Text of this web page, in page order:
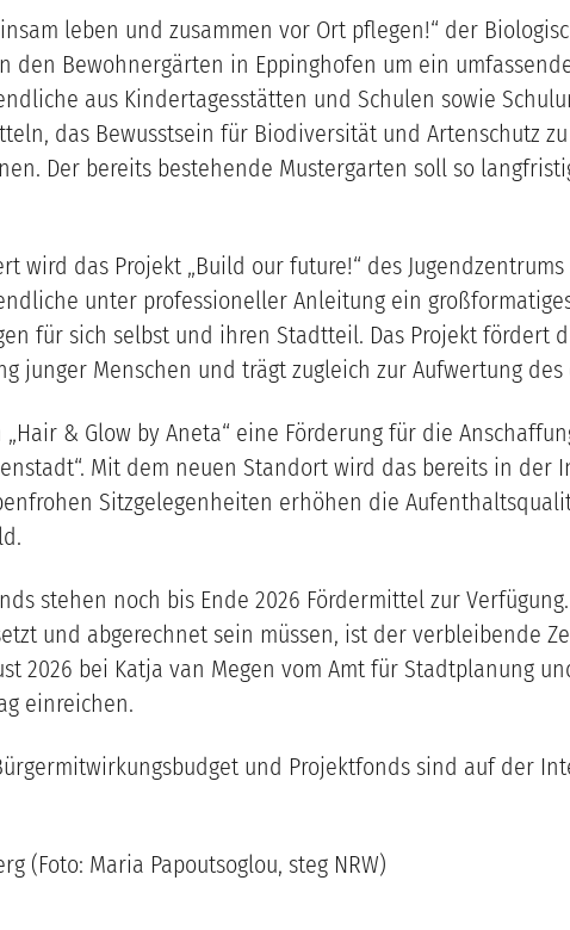
leben und zusammen vor Ort pflegen!“ der
den Bewohnergärten in Eppinghofen um ein
aus Kindertagesstätten und Schulen sowie
das Bewusstsein für Biodiversität und Artenschutz
Der bereits bestehende Mustergarten soll so
wird das Projekt „Build our future!“ des
unter professioneller Anleitung ein
für sich selbst und ihren Stadtteil. Das Projekt fördert
junger Menschen und trägt zugleich zur Aufwertung
& Glow by Aneta“ eine Förderung für die
Mit dem neuen Standort wird das bereits in der
Sitzgelegenheiten erhöhen die
stehen noch bis Ende 2026 Fördermittel zur
und abgerechnet sein müssen, ist der verbleibende
2026 bei Katja van Megen vom Amt für Stadtplanung
einreichen.
und Projektfonds sind auf der
(Foto: Maria Papoutsoglou, steg NRW)